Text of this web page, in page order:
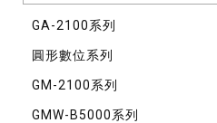
GA-2100系列
圓形數位系列
GM-2100系列
GMW-B5000系列